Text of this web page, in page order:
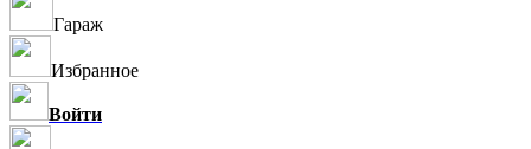
Гараж
Избранное
Войти